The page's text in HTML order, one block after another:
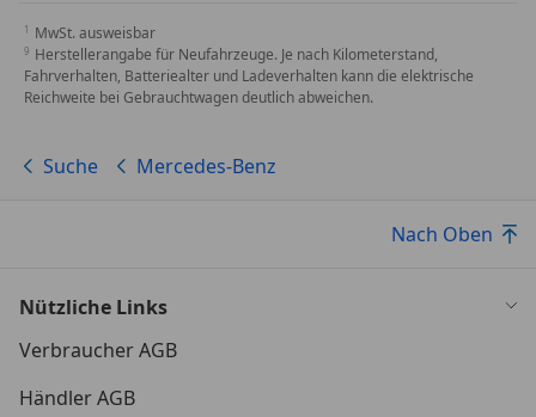
MwSt. ausweisbar
Herstellerangabe für Neufahrzeuge. Je nach Kilometerstand,
Fahrverhalten, Batteriealter und Ladeverhalten kann die elektrische
Reichweite bei Gebrauchtwagen deutlich abweichen.
Suche Mercedes-Benz
Nach Oben
Nützliche Links
Verbraucher AGB
Händler AGB